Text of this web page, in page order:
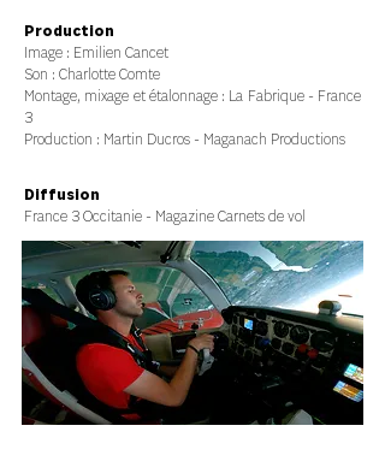
Production
Image : Emilien Cancet
Son : Charlotte Comte
Montage, mixage et étalonnage : La Fabrique - France
3
Production : Martin Ducros - Maganach Productions
Diffusion
France 3 Occitanie - Magazine Carnets de vol